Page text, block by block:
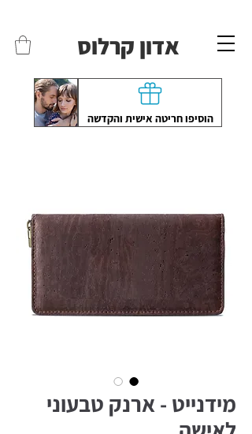
אדון קרלוס
הוסיפו חריטה אישית והקדשה
מידנייט - ארנק טבעוני